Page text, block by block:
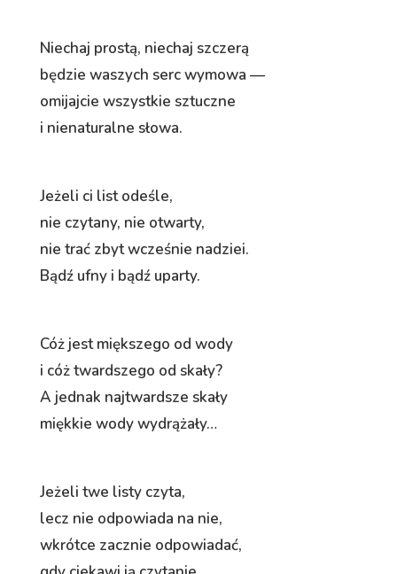
Niechaj prostą, niechaj szczerą
będzie waszych serc wymowa —
omijajcie wszystkie sztuczne
i nienaturalne słowa.
Jeżeli ci list odeśle,
nie czytany, nie otwarty,
nie trać zbyt wcześnie nadziei.
Bądź ufny i bądź uparty.
Cóż jest miększego od wody
i cóż twardszego od skały?
A jednak najtwardsze skały
miękkie wody wydrążały…
Jeżeli twe listy czyta,
lecz nie odpowiada na nie,
wkrótce zacznie odpowiadać,